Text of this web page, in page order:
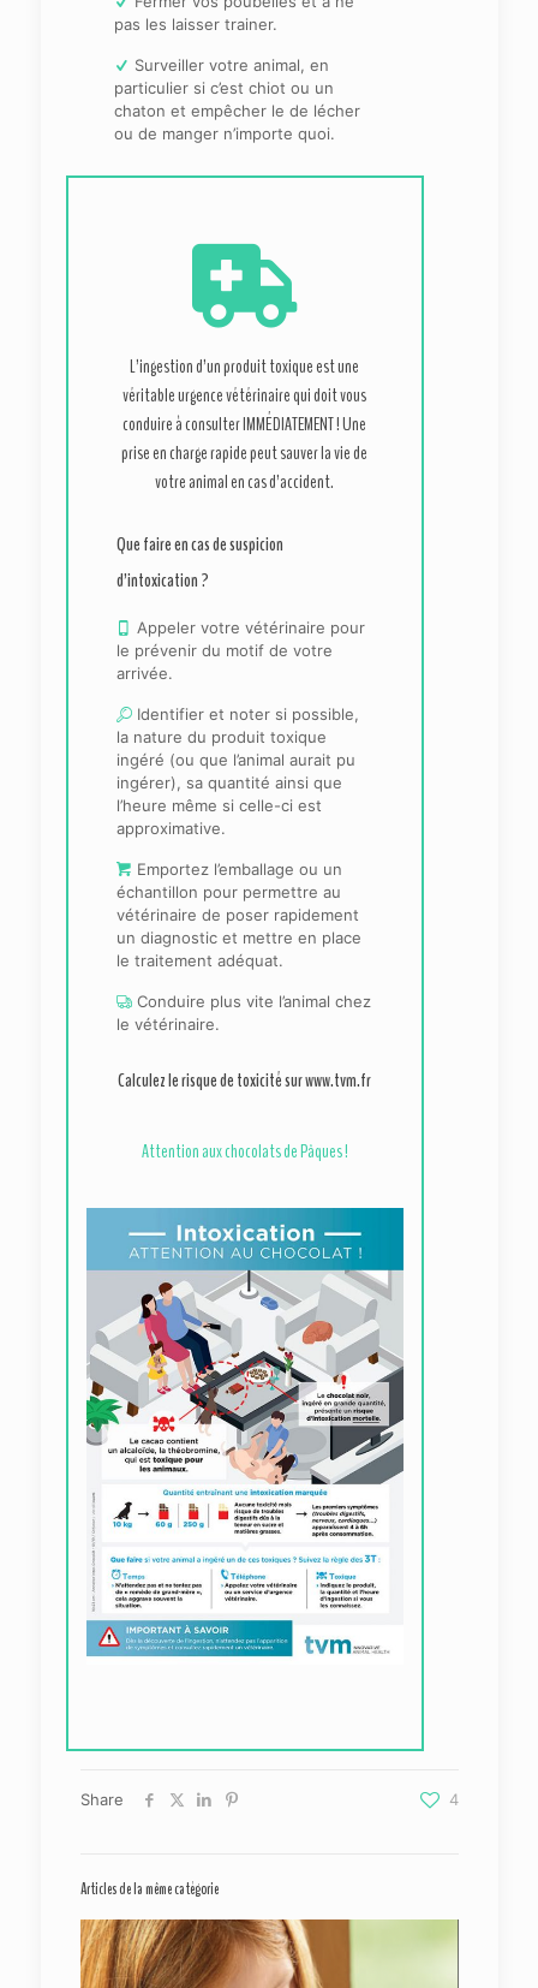
pas les laisser trainer.
Surveiller votre animal, en
particulier si c’est chiot ou un
chaton et empêcher le de lécher
ou de manger n’importe quoi.
L’ingestion d’un produit toxique est une
véritable urgence vétérinaire qui doit vous
conduire à consulter IMMÉDIATEMENT ! Une
prise en charge rapide peut sauver la vie de
votre animal en cas d’accident.
Que faire en cas de suspicion
d’intoxication ?
Appeler votre vétérinaire pour
le prévenir du motif de votre
arrivée.
Identifier et noter si possible,
la nature du produit toxique
ingéré (ou que l’animal aurait pu
ingérer), sa quantité ainsi que
l’heure même si celle-ci est
approximative.
Emportez l’emballage ou un
échantillon pour permettre au
vétérinaire de poser rapidement
un diagnostic et mettre en place
le traitement adéquat.
Conduire plus vite l’animal chez
le vétérinaire.
Calculez le risque de toxicité surwww.tvm.fr
Attention aux chocolats de Pâques !
Share 4
Articles de la même catégorie